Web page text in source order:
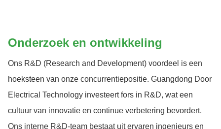
Onderzoek en ontwikkeling
Ons R&D (Research and Development) voordeel is een
hoeksteen van onze concurrentiepositie. Guangdong Door
Electrical Technology investeert fors in R&D, wat een
cultuur van innovatie en continue verbetering bevordert.
Ons interne R&D-team bestaat uit ervaren ingenieurs en